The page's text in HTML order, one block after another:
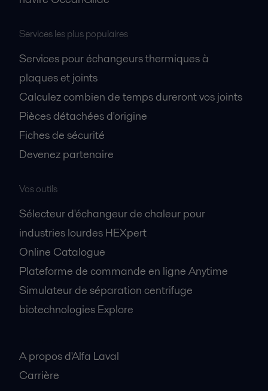
Services les plus populaires
Services pour échangeurs thermiques à
plaques et joints
Calculez combien de temps dureront vos joints
Pièces détachées d'origine
Fiches de sécurité
Devenez partenaire
Vos outils
Sélecteur d'échangeur de chaleur pour
industries lourdes HEXpert
Online Catalogue
Plateforme de commande en ligne Anytime
Simulateur de séparation centrifuge
biotechnologies Explore
A propos d'Alfa Laval
Carrière